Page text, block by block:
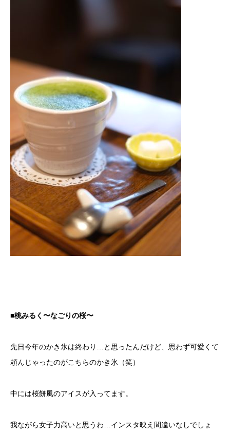
■桃みるく〜なごりの桜〜
先日今年のかき氷は終わり…と思ったんだけど、思わず可愛くて
頼んじゃったのがこちらのかき氷（笑）
中には桜餅風のアイスが入ってます。
我ながら女子力高いと思うわ…インスタ映え間違いなしでしょ